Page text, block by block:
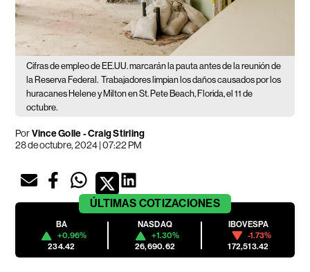
Cifras de empleo de EE.UU. marcarán la pauta antes de la reunión de
la Reserva Federal. Trabajadores limpian los daños causados por los
huracanes Helene y Milton en St. Pete Beach, Florida, el 11 de
octubre.
PorVince Golle - Craig Stirling
28 de octubre, 2024 | 07:22 PM
ÚLTIMAS COTIZACIONES
BA
+0.96%
234.42
NASDAQ
+1.30%
26,690.62
IBOVESPA
-1.73%
172,513.42